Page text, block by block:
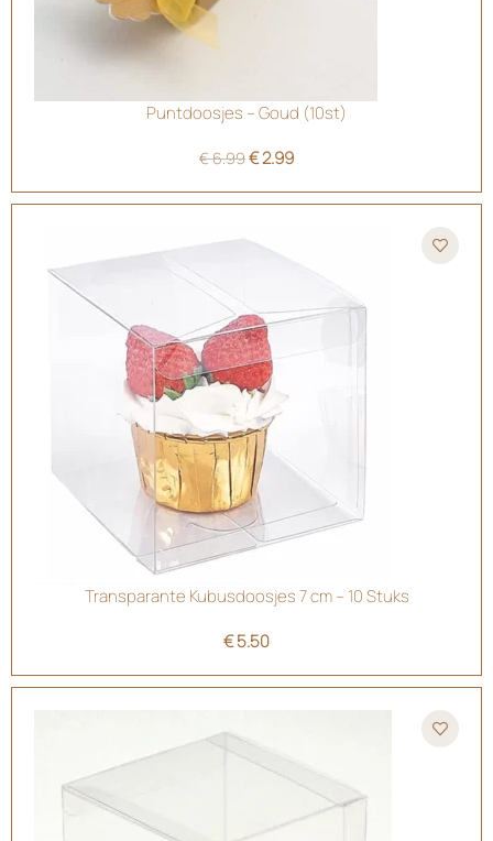
Puntdoosjes – Goud (10st)
€6.99€2.99
Transparante Kubusdoosjes 7 cm – 10 Stuks
€5.50